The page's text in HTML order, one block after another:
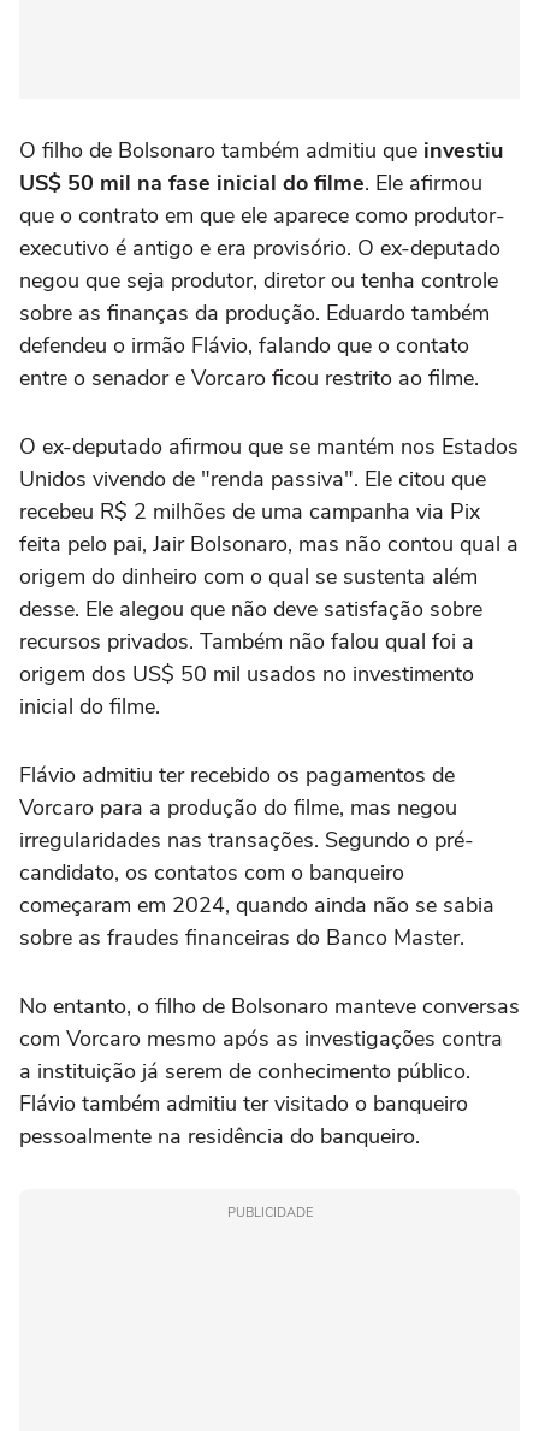
O filho de Bolsonaro também admitiu que investiu
US$ 50 mil na fase inicial do filme. Ele afirmou
que o contrato em que ele aparece como produtor-
executivo é antigo e era provisório. O ex-deputado
negou que seja produtor, diretor ou tenha controle
sobre as finanças da produção. Eduardo também
defendeu o irmão Flávio, falando que o contato
entre o senador e Vorcaro ficou restrito ao filme.
O ex-deputado afirmou que se mantém nos Estados
Unidos vivendo de "renda passiva". Ele citou que
recebeu R$ 2 milhões de uma campanha via Pix
feita pelo pai, Jair Bolsonaro, mas não contou qual a
origem do dinheiro com o qual se sustenta além
desse. Ele alegou que não deve satisfação sobre
recursos privados. Também não falou qual foi a
origem dos US$ 50 mil usados no investimento
inicial do filme.
Flávio admitiu ter recebido os pagamentos de
Vorcaro para a produção do filme, mas negou
irregularidades nas transações. Segundo o pré-
candidato, os contatos com o banqueiro
começaram em 2024, quando ainda não se sabia
sobre as fraudes financeiras do Banco Master.
No entanto, o filho de Bolsonaro manteve conversas
com Vorcaro mesmo após as investigações contra
a instituição já serem de conhecimento público.
Flávio também admitiu ter visitado o banqueiro
pessoalmente na residência do banqueiro.
PUBLICIDADE